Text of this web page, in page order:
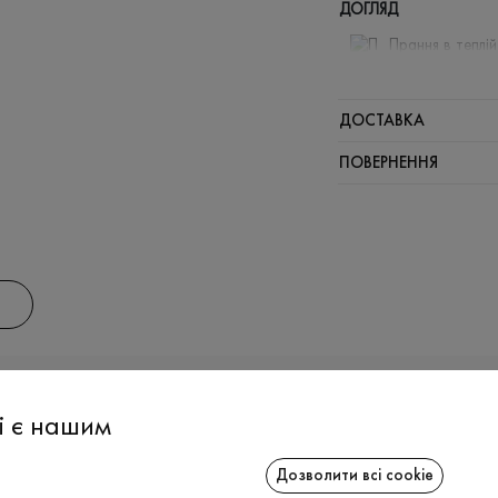
ДОГЛЯД
Прання в
Можна
ДОСТАВКА
ПОВЕРНЕННЯ
є нашим
Дозволити всі cookie